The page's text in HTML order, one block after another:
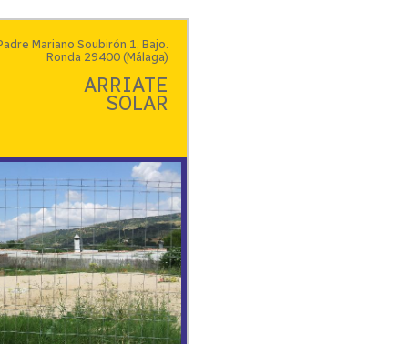
Mariano Soubirón 1, Bajo.
Ronda 29400 (Málaga)
ARRIATE
SOLAR